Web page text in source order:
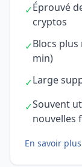
✓Éprouvé
cryptos
✓Blocs
min)
✓Large
✓Souvent
nouvelles
En savoir